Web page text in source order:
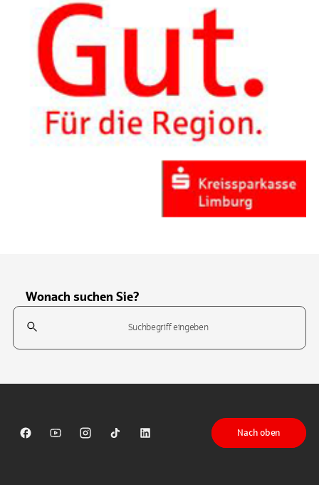
Wonach suchen Sie?
Suchfeld
Sparkasse auf Facebook
Sparkasse auf Youtube
Sparkasse auf Instagram
Sparkasse auf TikTok
Sparkasse auf LinkedIn
Nach oben